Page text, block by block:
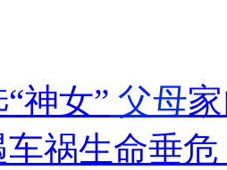
发病获救
警民合力深夜将其击毙
神女” 父母
祸生命垂